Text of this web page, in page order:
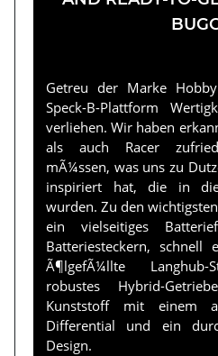
Getreu der Marke
Speck-B-Plattform
verliehen. Wir haben
als auch Racer
mÃ¼ssen, was uns zu
inspiriert hat, die in
wurden. Zu den
ein vielseitiges
Batteriesteckern, schnell
Ã¶lgefÃ¼llte Langhub-
robustes Hybrid-
Kunststoff mit einem
Differential und ein
Design.